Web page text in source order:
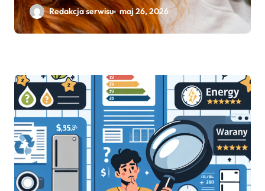
Redakcja serwisu maj 26, 2026